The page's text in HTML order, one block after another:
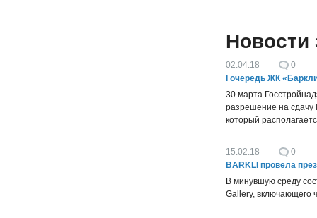
Новости
02.04.18
0
I очередь ЖК
30 марта
разрешение на сдачу
который
15.02.18
0
BARKLI провела
В минувшую среду
Gallery, включающего